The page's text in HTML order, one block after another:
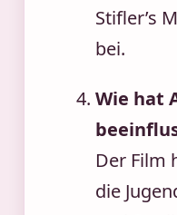
Stifler’s
bei.
Wie hat
Der Film
die